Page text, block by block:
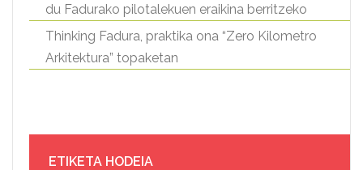
du Fadurako pilotalekuen eraikina berritzeko
Thinking Fadura, praktika ona “Zero Kilometro
Arkitektura” topaketan
ETIKETA HODEIA